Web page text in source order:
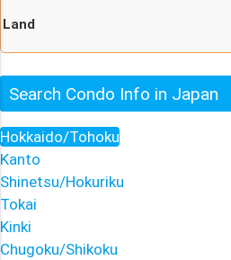
Land
Search Condo Info in Japan
Hokkaido/Tohoku
Kanto
Shinetsu/Hokuriku
Tokai
Kinki
Chugoku/Shikoku